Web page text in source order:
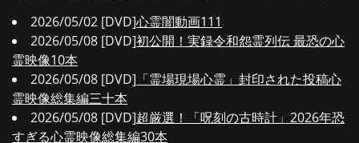
2026/05/02 [DVD]心霊闇動画111
2026/05/08 [DVD]初公開！実録令和怨霊列伝 最恐の心
霊映像10本
2026/05/08 [DVD] 「霊場現場心霊」封印された投稿心
霊映像総集編三十本
2026/05/08 [DVD]超厳選！「呪刻の古時計」2026年恐
すぎる心霊映像総集編30本